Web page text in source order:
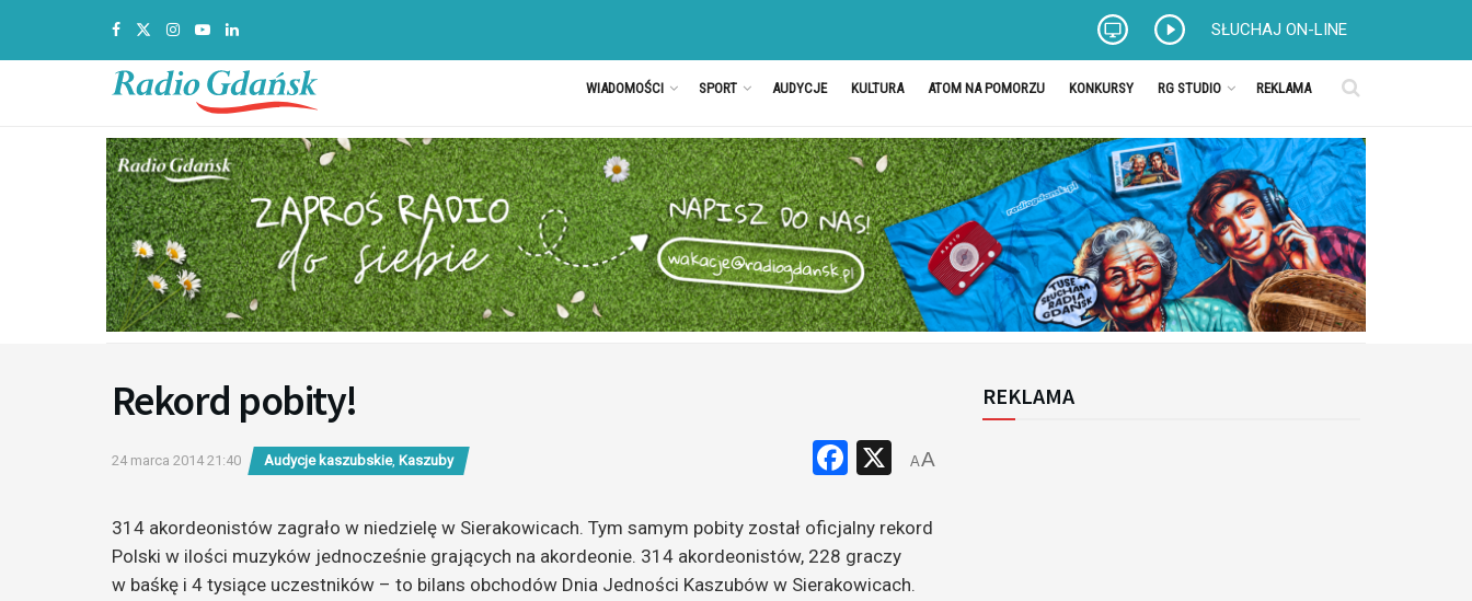
SŁUCHAJ ON-LINE
WIADOMOŚCI SPORT AUDYCJE KULTURA ATOM NA POMORZU KONKURSY RG STUDIO REKLAMA
Rekord pobity!
24 marca 2014 21:40 Audycje kaszubskie, Kaszuby Facebook
X
AA
314 akordeonistów zagrało w niedzielę w Sierakowicach. Tym samym pobity został oficjalny rekord
Polski w ilości muzyków jednocześnie grających na akordeonie. 314 akordeonistów, 228 graczy
w baśkę i 4 tysiące uczestników – to bilans obchodów Dnia Jedności Kaszubów w Sierakowicach.
REKLAMA